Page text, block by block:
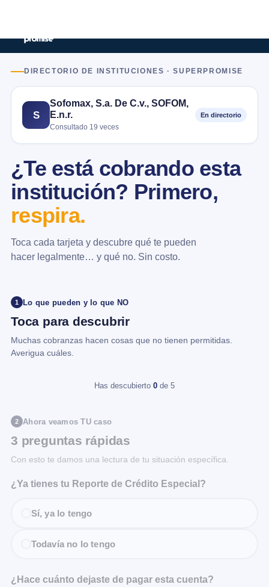
DIRECTORIO DE INSTITUCIONES · SUPERPROMISE
S
Sofomax, S.a. De C.v., SOFOM,
E.n.r.
Consultado 19 veces
En directorio
¿Te está cobrando esta
institución? Primero,
respira.
Toca cada tarjeta y descubre qué te pueden
hacer legalmente… y qué no. Sin costo.
1 Lo que pueden y lo que NO
Toca para descubrir
Muchas cobranzas hacen cosas que no tienen permitidas.
Averigua cuáles.
Has descubierto 0 de 5
2 Ahora veamos TU caso
3 preguntas rápidas
Con esto te damos una lectura de tu situación específica.
¿Ya tienes tu Reporte de Crédito Especial?
Sí, ya lo tengo
Todavía no lo tengo
¿Hace cuánto dejaste de pagar esta cuenta?